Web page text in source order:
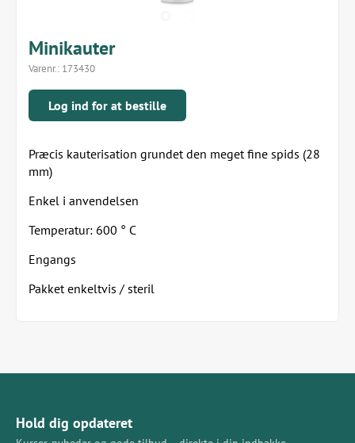
Minikauter
Varenr.: 173430
Log ind for at bestille
Præcis kauterisation grundet den meget fine spids (28
mm)
Enkel i anvendelsen
Temperatur: 600 ° C
Engangs
Pakket enkeltvis / steril
Hold dig opdateret